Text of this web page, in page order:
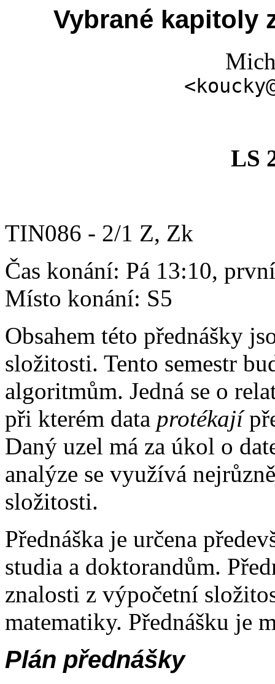
Vybrané kapitoly
LS
TIN086 - 2/1 Z, Zk
Čas konání: Pá 13:10,
Místo konání: S5
Obsahem této přednášky
složitosti. Tento semestr
algoritmům. Jedná se o
při kterém data protékají
Daný uzel má za úkol o
analýze se využívá
složitosti.
Přednáška je určena
studia a doktorandům.
znalosti z výpočetní
matematiky. Přednášku je
Plán přednášky